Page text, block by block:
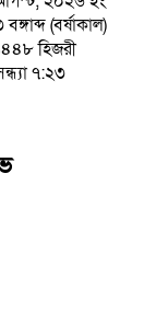
(বর্ষাকাল)
হিজরী
৭:২৩